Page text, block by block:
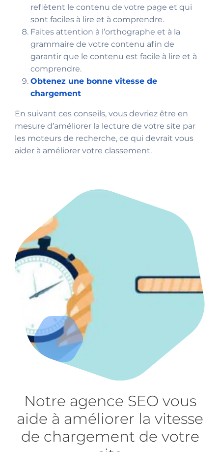
reflètent le contenu de votre page et qui
sont faciles à lire et à comprendre.
Faites attention à l’orthographe et à la
grammaire de votre contenu afin de
garantir que le contenu est facile à lire et à
comprendre.
Obtenez une bonne vitesse de
chargement
En suivant ces conseils, vous devriez être en
mesure d’améliorer la lecture de votre site par
les moteurs de recherche, ce qui devrait vous
aider à améliorer votre classement.
Notre agence SEO vous
aide à améliorer la vitesse
de chargement de votre